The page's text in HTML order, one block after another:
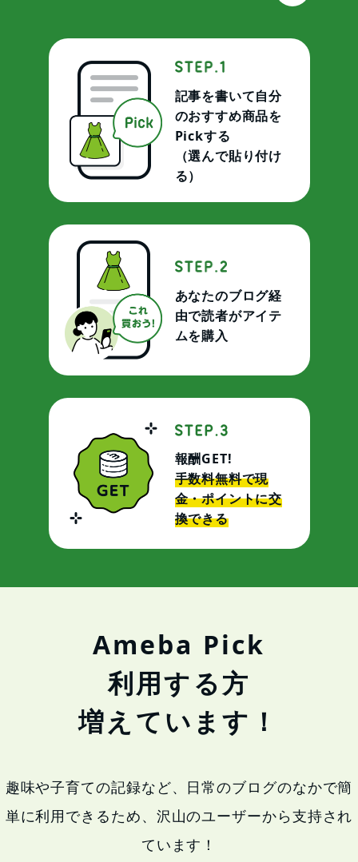
記事を書いて自分
のおすすめ商品を
Pickする
（選んで貼り付け
る）
あなたのブログ経
由で読者がアイテ
ムを購入
報酬GET!
手数料無料で現
金・ポイントに交
換できる
Ameba Pick
利用する方
増えています！
趣味や子育ての記録など、日常のブログのなかで簡
単に利用できるため、 沢山のユーザーから支持され
ています！